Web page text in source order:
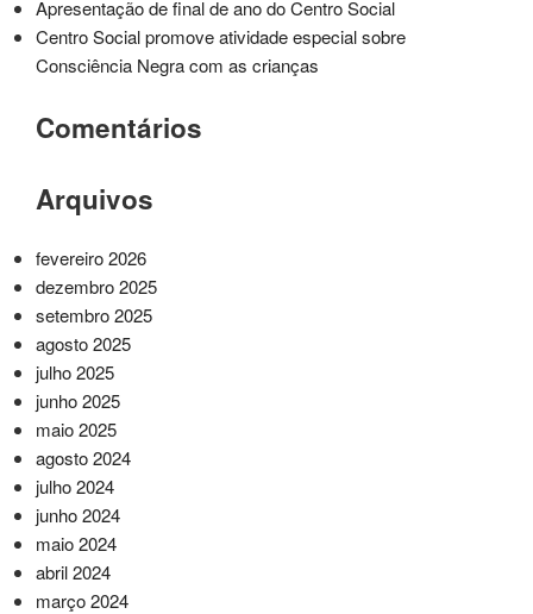
Apresentação de final de ano do Centro Social
Centro Social promove atividade especial sobre
Consciência Negra com as crianças
Comentários
Arquivos
fevereiro 2026
dezembro 2025
setembro 2025
agosto 2025
julho 2025
junho 2025
maio 2025
agosto 2024
julho 2024
junho 2024
maio 2024
abril 2024
março 2024